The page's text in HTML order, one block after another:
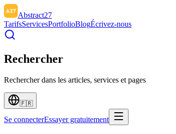
Abstract27
TarifsServicesPortfolioBlogÉcrivez-nous
Rechercher
Rechercher dans les articles, services et pages
🇫🇷
Se connecterEssayer gratuitement